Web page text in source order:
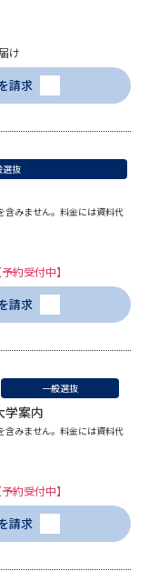
資料検索
ジュールを立てよう
学問検索
説
イブ
け
請求
選抜
含みません。料金には資料代
約受付中】
請求
一般選抜
学案内
含みません。料金には資料代
約受付中】
請求